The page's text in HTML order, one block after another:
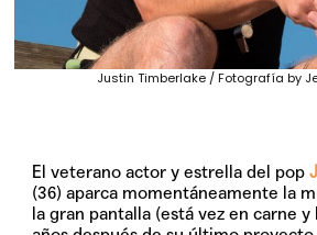
Justin Timberlake / Fotografía by
El veterano actor y estrella del pop
(36) aparca momentáneamente la
la gran pantalla (está vez en carne